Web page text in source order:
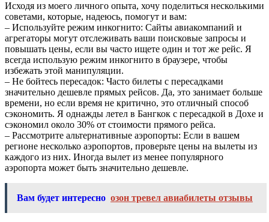
Исходя из моего личного опыта, хочу поделиться несколькими
советами, которые, надеюсь, помогут и вам:
– Используйте режим инкогнито: Сайты авиакомпаний и
агрегаторы могут отслеживать ваши поисковые запросы и
повышать цены, если вы часто ищете один и тот же рейс. Я
всегда использую режим инкогнито в браузере, чтобы
избежать этой манипуляции.
– Не бойтесь пересадок: Часто билеты с пересадками
значительно дешевле прямых рейсов. Да, это занимает больше
времени, но если время не критично, это отличный способ
сэкономить. Я однажды летел в Бангкок с пересадкой в Дохе и
сэкономил около 30% от стоимости прямого рейса.
– Рассмотрите альтернативные аэропорты: Если в вашем
регионе несколько аэропортов, проверьте цены на вылеты из
каждого из них. Иногда вылет из менее популярного
аэропорта может быть значительно дешевле.
Вам будет интересно озон тревел авиабилеты отзывы